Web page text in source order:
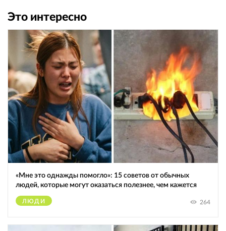
Это интересно
«Мне это однажды помогло»: 15 советов от обычных
людей, которые могут оказаться полезнее, чем кажется
ЛЮДИ 264